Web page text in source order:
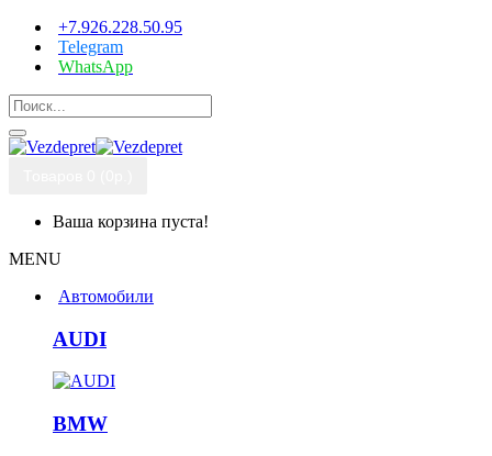
+7.926.228.50.95
Telegram
WhatsApp
Ваша корзина пуста!
MENU
Автомобили
AUDI
BMW